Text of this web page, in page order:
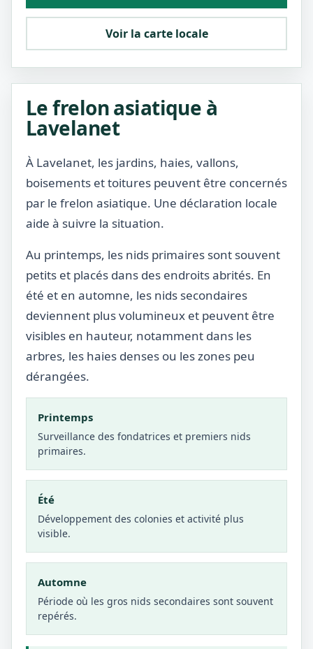
Voir la carte locale
Le frelon asiatique à
Lavelanet
À Lavelanet, les jardins, haies, vallons,
boisements et toitures peuvent être concernés
par le frelon asiatique. Une déclaration locale
aide à suivre la situation.
Au printemps, les nids primaires sont souvent
petits et placés dans des endroits abrités. En
été et en automne, les nids secondaires
deviennent plus volumineux et peuvent être
visibles en hauteur, notamment dans les
arbres, les haies denses ou les zones peu
dérangées.
Printemps
Surveillance des fondatrices et premiers nids
primaires.
Été
Développement des colonies et activité plus
visible.
Automne
Période où les gros nids secondaires sont souvent
repérés.